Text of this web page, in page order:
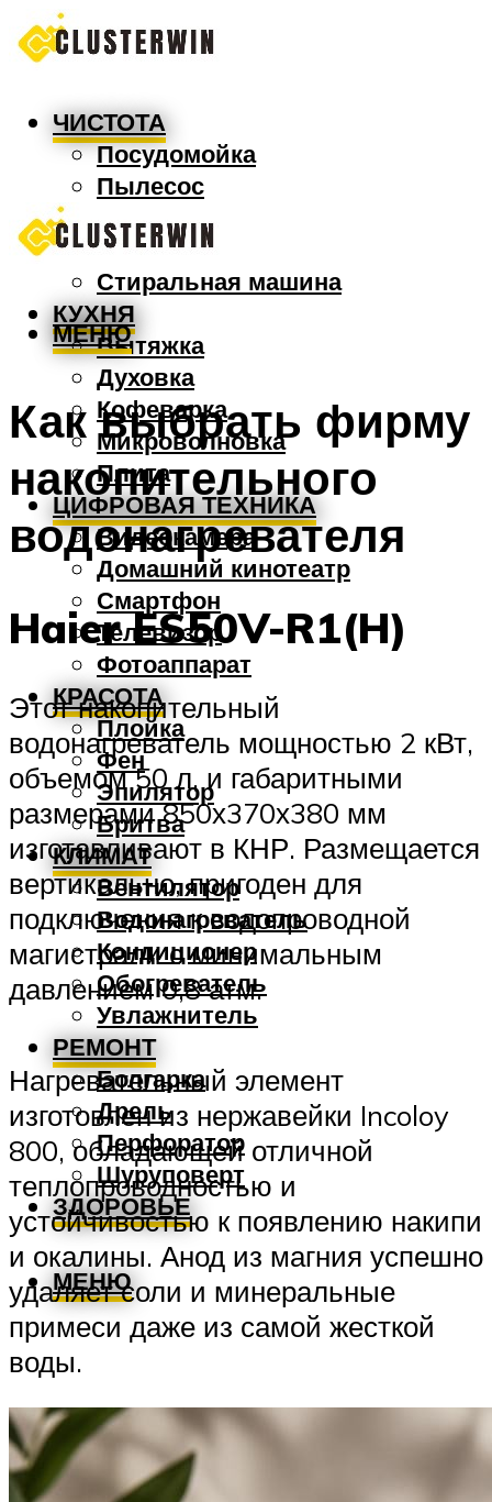
ЧИСТОТА
Посудомойка
Пылесос
Утюг
Швабра
Стиральная машина
КУХНЯ
Вытяжка
Духовка
Кофеварка
Микроволновка
Плита
ЦИФРОВАЯ ТЕХНИКА
Видеокамера
Домашний кинотеатр
Смартфон
Телевизор
Фотоаппарат
КРАСОТА
Плойка
Фен
Эпилятор
Бритва
КЛИМАТ
Вентилятор
Водонагреватель
Кондиционер
Обогреватель
Увлажнитель
РЕМОНТ
Болгарка
Дрель
Перфоратор
Шуруповерт
ЗДОРОВЬЕ
МЕНЮ
МЕНЮ
Как выбрать фирму
накопительного
водонагревателя
Haier ES50V-R1(H)
Этот накопительный
водонагреватель мощностью 2 кВт,
объемом 50 л, и габаритными
размерами 850х370х380 мм
изготавливают в КНР. Размещается
вертикально, пригоден для
подключения к водопроводной
магистрали с минимальным
давлением 0,8 атм.
Нагревательный элемент
изготовлен из нержавейки Incoloy
800, обладающей отличной
теплопроводностью и
устойчивостью к появлению накипи
и окалины. Анод из магния успешно
удаляет соли и минеральные
примеси даже из самой жесткой
воды.